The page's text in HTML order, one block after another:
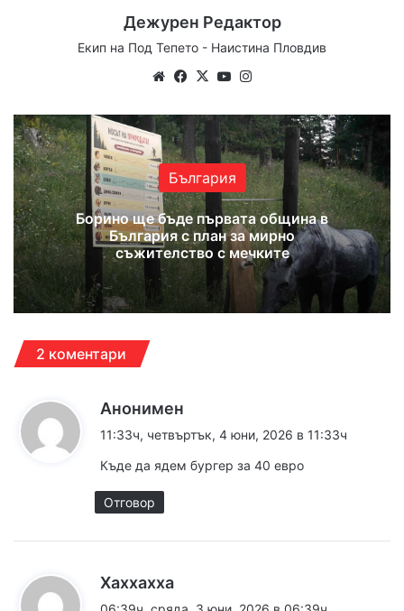
Дежурен Редактор
Екип на Под Тепето - Наистина Пловдив
WebsiteFacebook
X YouTube
България
Борино ще бъде първата община в
България с план за мирно
съжителство с мечките
2 коментари
Анонимен
а
11:33ч, четвъртък, 4 юни, 2026 в 11:33ч
Къде да ядем бургер за 40 евро
Отговор
Xaxxaxxa